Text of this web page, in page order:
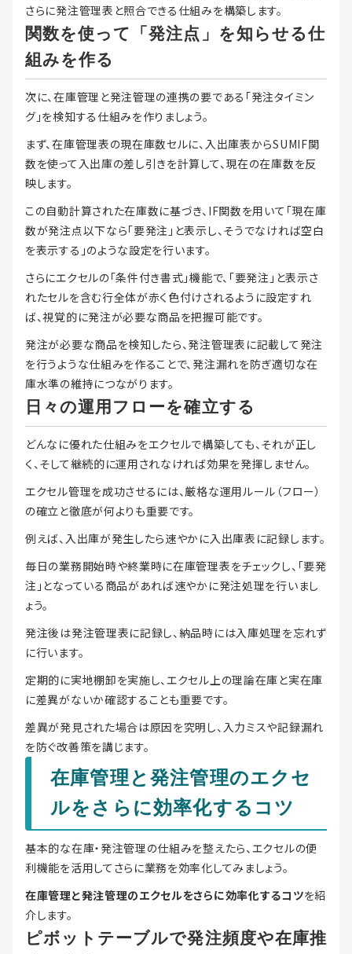
さらに発注管理表と照合できる仕組みを構築します。
関数を使って「発注点」を知らせる仕
組みを作る
次に、在庫管理と発注管理の連携の要である「発注タイミン
グ」を検知する仕組みを作りましょう。
まず、在庫管理表の現在庫数セルに、入出庫表からSUMIF関
数を使って入出庫の差し引きを計算して、現在の在庫数を反
映します。
この自動計算された在庫数に基づき、IF関数を用いて「現在庫
数が発注点以下なら「要発注」と表示し、そうでなければ空白
を表示する」のような設定を行います。
さらにエクセルの「条件付き書式」機能で、「要発注」と表示さ
れたセルを含む行全体が赤く色付けされるように設定すれ
ば、視覚的に発注が必要な商品を把握可能です。
発注が必要な商品を検知したら、発注管理表に記載して発注
を行うような仕組みを作ることで、発注漏れを防ぎ適切な在
庫水準の維持につながります。
日々の運用フローを確立する
どんなに優れた仕組みをエクセルで構築しても、それが正し
く、そして継続的に運用されなければ効果を発揮しません。
エクセル管理を成功させるには、厳格な運用ルール（フロー）
の確立と徹底が何よりも重要です。
例えば、入出庫が発生したら速やかに入出庫表に記録します。
毎日の業務開始時や終業時に在庫管理表をチェックし、「要発
注」となっている商品があれば速やかに発注処理を行いまし
ょう。
発注後は発注管理表に記録し、納品時には入庫処理を忘れず
に行います。
定期的に実地棚卸を実施し、エクセル上の理論在庫と実在庫
に差異がないか確認することも重要です。
差異が発見された場合は原因を究明し、入力ミスや記録漏れ
を防ぐ改善策を講じます。
在庫管理と発注管理のエクセ
ルをさらに効率化するコツ
基本的な在庫・発注管理の仕組みを整えたら、エクセルの便
利機能を活用してさらに業務を効率化してみましょう。
在庫管理と発注管理のエクセルをさらに効率化するコツを紹
介します。
ピボットテーブルで発注頻度や在庫推